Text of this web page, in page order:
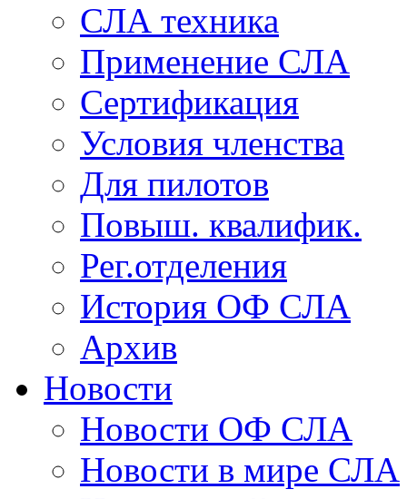
СЛА техника
Применение СЛА
Сертификация
Условия членства
Для пилотов
Повыш. квалифик.
Рег.отделения
История ОФ СЛА
Архив
Новости
Новости ОФ СЛА
Новости в мире СЛА